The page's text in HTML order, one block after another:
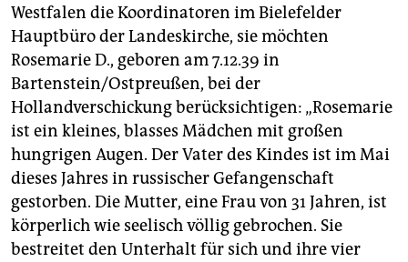
Westfalen die Koordinatoren im Bielefelder
Hauptbüro der Landeskirche, sie möchten
Rosemarie D., geboren am 7.12.39 in
Bartenstein/Ostpreußen, bei der
Hollandverschickung berücksichtigen: „Rosemarie
ist ein kleines, blasses Mädchen mit großen
hungrigen Augen. Der Vater des Kindes ist im Mai
dieses Jahres in russischer Gefangenschaft
gestorben. Die Mutter, eine Frau von 31 Jahren, ist
körperlich wie seelisch völlig gebrochen. Sie
bestreitet den Unterhalt für sich und ihre vier